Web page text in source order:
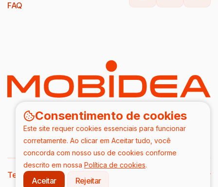
Consentimento de cookies
Este site requer cookies essenciais para funcionar
corretamente. Ao clicar em Aceitar tudo, você
concorda com nosso uso de cookies conforme
descrito em nossa Política de cookies.
Aceitar Rejeitar
FAQ
Terms & Conditions Privacy Policy